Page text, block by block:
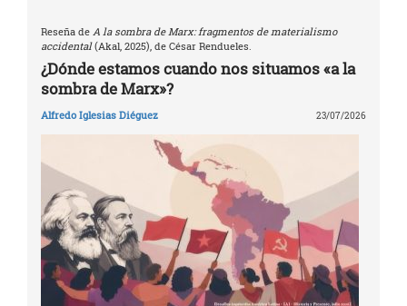
Reseña de A la sombra de Marx: fragmentos de materialismo
accidental(Akal, 2025), de César Rendueles.
¿Dónde estamos cuando nos situamos «a la
sombra de Marx»?
Alfredo Iglesias Diéguez 23/07/2026